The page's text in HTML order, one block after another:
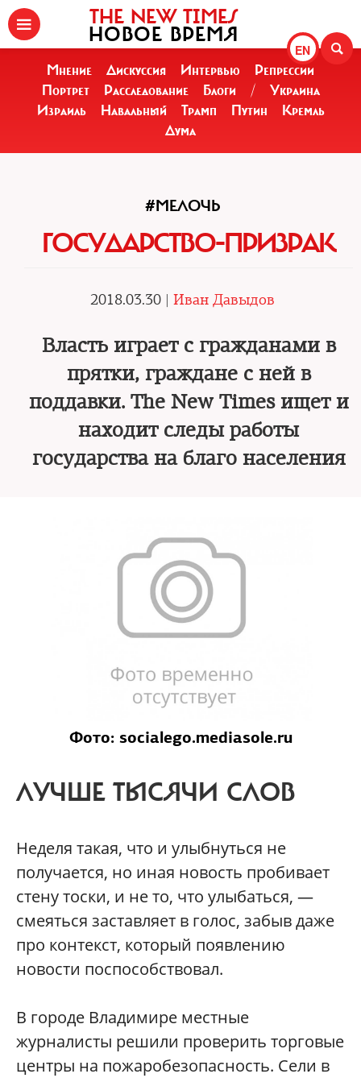
EN
THE NEW TIMES
НОВОЕ ВРЕМЯ
Мнение Дискуссия Интервью
Репрессии
Портрет
Расследование Блоги /
Украина
Израиль
Навальный Трамп Путин
Кремль
Дума
#МЕЛОЧЬ
ГОСУДАРСТВО-ПРИЗРАК
2018.03.30 | Иван Давыдов
Власть играет с гражданами в
прятки, граждане с ней в
поддавки. The New Times ищет и
находит следы работы
государства на благо населения
Фото: socialego.mediasole.ru
ЛУЧШЕ ТЫСЯЧИ СЛОВ
Неделя такая, что и улыбнуться не
получается, но иная новость пробивает
стену тоски, и не то, что улыбаться, —
смеяться заставляет в голос, забыв даже
про контекст, который появлению
новости поспособствовал.
В городе Владимире местные
журналисты решили проверить торговые
центры на пожаробезопасность. Сели в